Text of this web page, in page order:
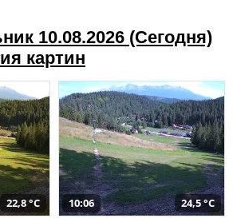
10.08.2026 (Cегодня)
картин
22,8 °C 10:06 24,5 °C